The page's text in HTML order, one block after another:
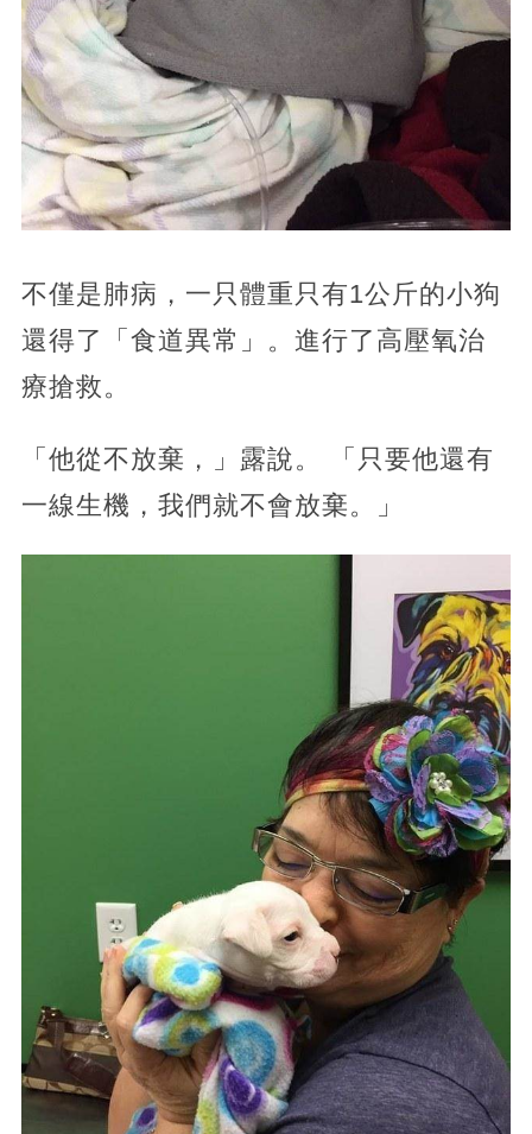
不僅是肺病，一只體重只有1公斤的小狗
還得了「食道異常」。進行了高壓氧治
療搶救。
「他從不放棄，」露說。 「只要他還有
一線生機，我們就不會放棄。」